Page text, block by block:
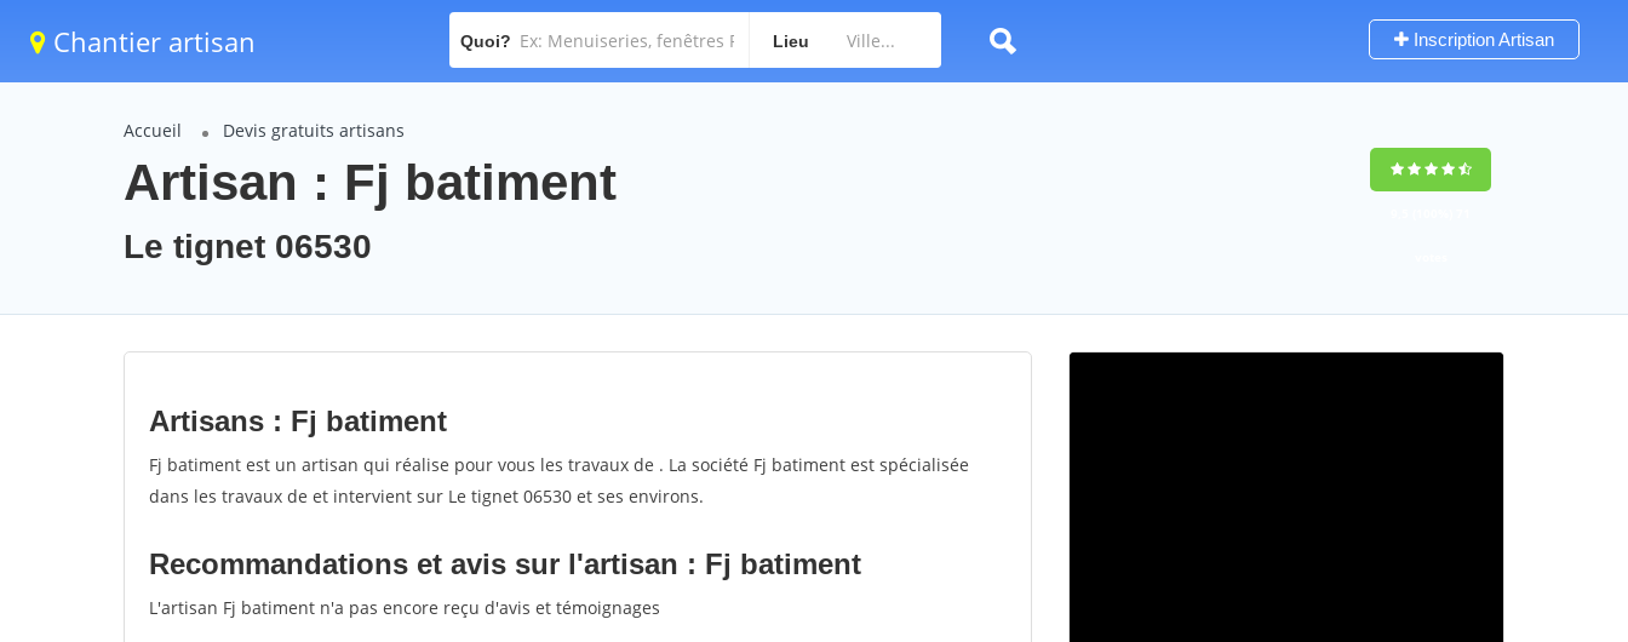
Chantier artisan Quoi? Lieu Inscription Artisan
Accueil Devis gratuits artisans
Artisan : Fj batiment
Le tignet 06530
Artisans : Fj batiment
Fj batiment est un artisan qui réalise pour vous les travaux de . La société Fj batiment est spécialisée
dans les travaux de et intervient sur Le tignet 06530 et ses environs.
Recommandations et avis sur l'artisan : Fj batiment
L'artisan Fj batiment n'a pas encore reçu d'avis et témoignages